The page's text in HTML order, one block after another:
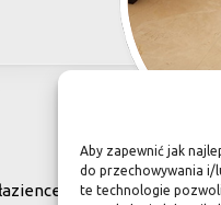
Aby zapewnić jak
do przechowywania i/
te technologie
możemy poczuć się